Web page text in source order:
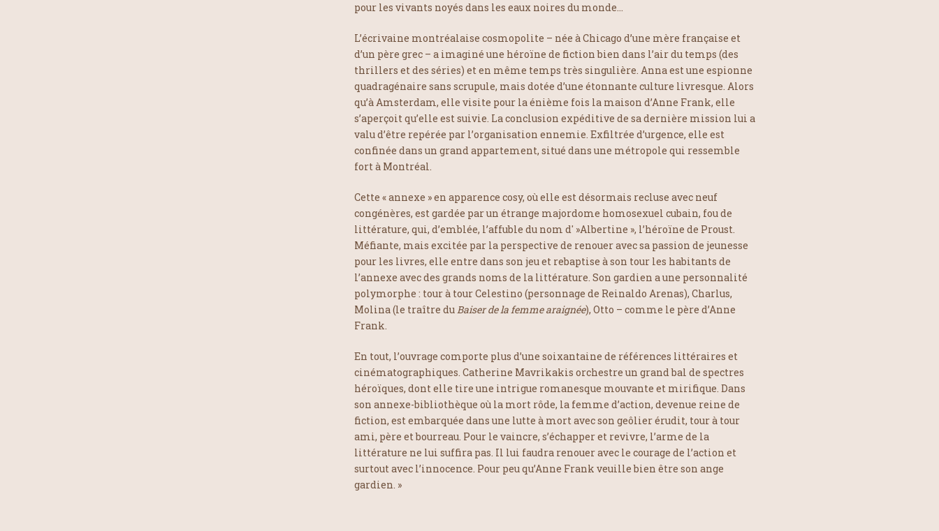
pour les vivants noyés dans les eaux noires du monde…
L’écrivaine montréalaise cosmopolite – née à Chicago d’une mère française et
d’un père grec – a imaginé une héroïne de fiction bien dans l’air du temps (des
thrillers et des séries) et en même temps très singulière. Anna est une espionne
quadragénaire sans scrupule, mais dotée d’une étonnante culture livresque. Alors
qu’à Amsterdam, elle visite pour la énième fois la maison d’Anne Frank, elle
s’aperçoit qu’elle est suivie. La conclusion expéditive de sa dernière mission lui a
valu d’être repérée par l’organisation ennemie. Exfiltrée d’urgence, elle est
confinée dans un grand appartement, situé dans une métropole qui ressemble
fort à Montréal.
Cette « annexe » en apparence cosy, où elle est désormais recluse avec neuf
congénères, est gardée par un étrange majordome homosexuel cubain, fou de
littérature, qui, d’emblée, l’affuble du nom d' »Albertine », l’héroïne de Proust.
Méfiante, mais excitée par la perspective de renouer avec sa passion de jeunesse
pour les livres, elle entre dans son jeu et rebaptise à son tour les habitants de
l’annexe avec des grands noms de la littérature. Son gardien a une personnalité
polymorphe : tour à tour Celestino (personnage de Reinaldo Arenas), Charlus,
Molina (le traître duBaiser de la femme araignée), Otto – comme le père d’Anne
Frank.
En tout, l’ouvrage comporte plus d’une soixantaine de références littéraires et
cinématographiques. Catherine Mavrikakis orchestre un grand bal de spectres
héroïques, dont elle tire une intrigue romanesque mouvante et mirifique. Dans
son annexe-bibliothèque où la mort rôde, la femme d’action, devenue reine de
fiction, est embarquée dans une lutte à mort avec son geôlier érudit, tour à tour
ami, père et bourreau. Pour le vaincre, s’échapper et revivre, l’arme de la
littérature ne lui suffira pas. Il lui faudra renouer avec le courage de l’action et
surtout avec l’innocence. Pour peu qu’Anne Frank veuille bien être son ange
gardien. »